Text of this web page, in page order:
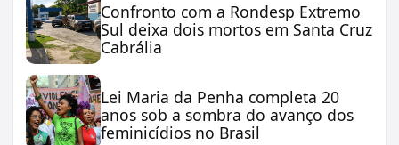
Confronto com a Rondesp Extremo
Sul deixa dois mortos em Santa Cruz
Cabrália
Lei Maria da Penha completa 20
anos sob a sombra do avanço dos
feminicídios no Brasil